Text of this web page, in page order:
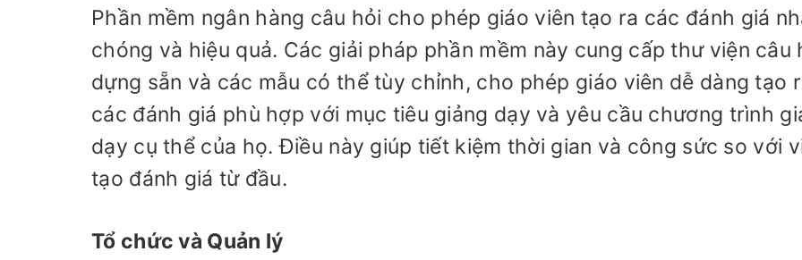
Phần mềm ngân hàng câu hỏi cho phép giáo viên tạo ra các đánh giá
chóng và hiệu quả. Các giải pháp phần mềm này cung cấp thư viện câu
dựng sẵn và các mẫu có thể tùy chỉnh, cho phép giáo viên dễ dàng tạo
các đánh giá phù hợp với mục tiêu giảng dạy và yêu cầu chương trình
dạy cụ thể của họ. Điều này giúp tiết kiệm thời gian và công sức so với
tạo đánh giá từ đầu.
Tổ chức và Quản lý